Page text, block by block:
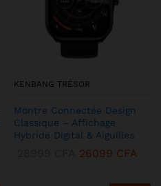
KENBANG TRÉSOR
Montre Connectée Design
Classique – Affichage
Hybride Digital & Aiguilles
26099 CFA